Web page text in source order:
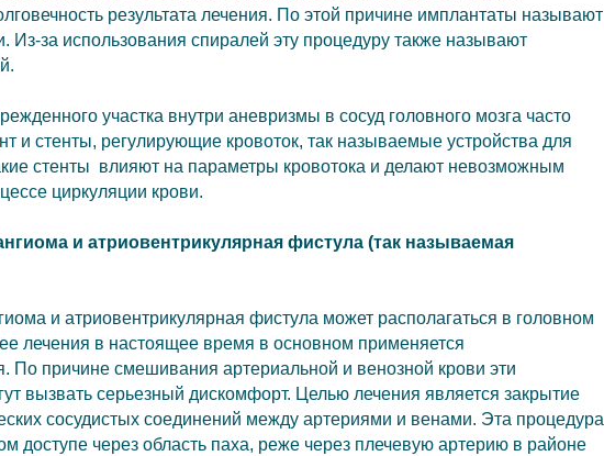
результата лечения. По этой причине имплантаты называют
Из-за использования спиралей эту процедуру также называют
участка внутри аневризмы в сосуд головного мозга часто
и стенты, регулирующие кровоток, так называемые устройства для
стенты влияют на параметры кровотока и делают невозможным
циркуляции крови.
и атриовентрикулярная фистула (так называемая
и атриовентрикулярная фистула может располагаться в головном
лечения в настоящее время в основном применяется
По причине смешивания артериальной и венозной крови эти
вызвать серьезный дискомфорт. Целью лечения является закрытие
сосудистых соединений между артериями и венами. Эта процедура
доступе через область паха, реже через плечевую артерию в районе